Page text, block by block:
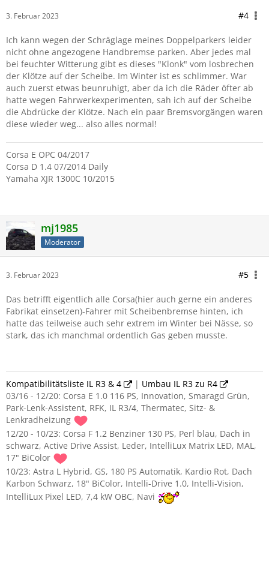
3. Februar 2023 #4
Ich kann wegen der Schräglage meines Doppelparkers leider
nicht ohne angezogene Handbremse parken. Aber jedes mal
bei feuchter Witterung gibt es dieses "Klonk" vom losbrechen
der Klötze auf der Scheibe. Im Winter ist es schlimmer. War
auch zuerst etwas beunruhigt, aber da ich die Räder öfter ab
hatte wegen Fahrwerkexperimenten, sah ich auf der Scheibe
die Abdrücke der Klötze. Nach ein paar Bremsvorgängen waren
diese wieder weg... also alles normal!
Corsa E OPC 04/2017
Corsa D 1.4 07/2014 Daily
Yamaha XJR 1300C 10/2015
mj1985
Moderator
3. Februar 2023 #5
Das betrifft eigentlich alle Corsa(hier auch gerne ein anderes
Fabrikat einsetzen)-Fahrer mit Scheibenbremse hinten, ich
hatte das teilweise auch sehr extrem im Winter bei Nässe, so
stark, das ich manchmal ordentlich Gas geben musste.
Kompatibilitätsliste IL R3 & 4 | Umbau IL R3 zu R4
03/16 - 12/20: Corsa E 1.0 116 PS, Innovation, Smaragd Grün,
Park-Lenk-Assistent, RFK, IL R3/4, Thermatec, Sitz- &
Lenkradheizung
12/20 - 10/23: Corsa F 1.2 Benziner 130 PS, Perl blau, Dach in
schwarz, Active Drive Assist, Leder, IntelliLux Matrix LED, MAL,
17" BiColor
10/23: Astra L Hybrid, GS, 180 PS Automatik, Kardio Rot, Dach
Karbon Schwarz, 18" BiColor, Intelli-Drive 1.0, Intelli-Vision,
IntelliLux Pixel LED, 7,4 kW OBC, Navi